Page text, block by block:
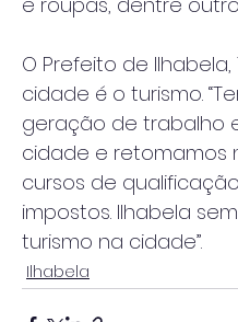
O Prefeito de
cidade é o turismo.
geração de trabalho
cidade e retomamos
cursos de
impostos. Ilhabela
turismo na cidade”.
Ilhabela